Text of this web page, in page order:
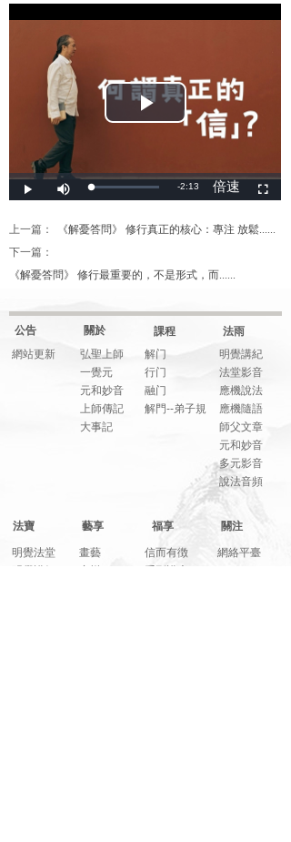
上一篇：
《解憂答問》 修行真正的核心：專注 放鬆......
下一篇：
《解憂答問》 修行最重要的，不是形式，而......
網站更新
關於
公告 課程
弘聖上師
一覺元
元和妙音
上師傳記
大事記
解门
行门
融门
解門--弟子規
畫藝
明覺法堂
關注
法雨
法寶 藝享 福享
信而有徴
明覺講紀
法堂影音
應機說法
應機隨語
師父文章
元和妙音
多元影音
說法音頻
網絡平臺